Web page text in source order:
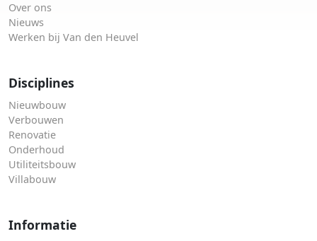
Over ons
Nieuws
Werken bij Van den Heuvel
Disciplines
Nieuwbouw
Verbouwen
Renovatie
Onderhoud
Utiliteitsbouw
Villabouw
Informatie